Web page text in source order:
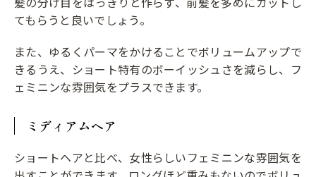
てもらうと良いでしょう。
また、ゆるくパーマをかけることでボリュームアップで
きるうえ、ショート特有のボーイッシュさを減らし、フ
ェミニンな雰囲気をプラスできます。
ミディアムヘア
ショートヘアと比べ、女性らしいフェミニンな雰囲気を